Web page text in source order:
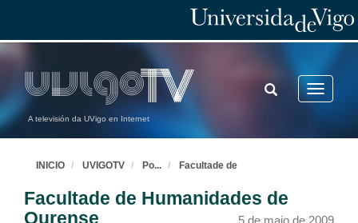
A televisión da UVigo en Internet
Toggle
TOGGLE
SEARCH
INICIO UVIGOTV Po... Facultade de
Facultade de Humanidades de
Ourense
5 de maio de 2009